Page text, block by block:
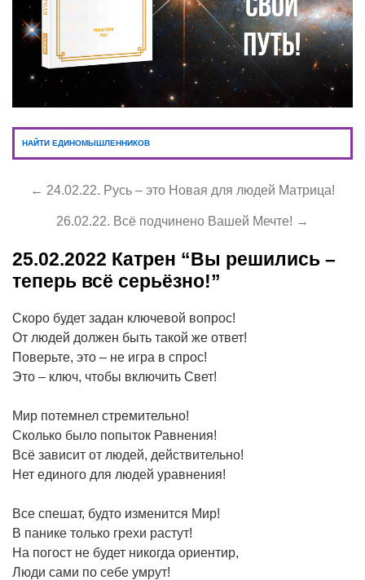
НАЙТИ ЕДИНОМЫШЛЕННИКОВ
← 24.02.22. Русь – это Новая для людей Матрица!
26.02.22. Всё подчинено Вашей Мечте! →
25.02.2022 Катрен “Вы решились –
теперь всё серьёзно!”
Скоро будет задан ключевой вопрос!
От людей должен быть такой же ответ!
Поверьте, это – не игра в спрос!
Это – ключ, чтобы включить Свет!
Мир потемнел стремительно!
Сколько было попыток Равнения!
Всё зависит от людей, действительно!
Нет единого для людей уравнения!
Все спешат, будто изменится Мир!
В панике только грехи растут!
На погост не будет никогда ориентир,
Люди сами по себе умрут!